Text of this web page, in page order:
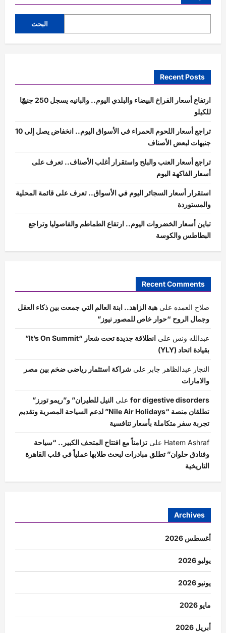
البحث
Recent Posts
ارتفاع أسعار الفراخ البيضاء والبلدي اليوم.. والبانيه يسجل 250 جنيهًا
للكيلو
تراجع أسعار اللحوم الحمراء في الأسواق اليوم.. انخفاض يصل إلى 10
جنيهات لبعض الأصناف
تراجع أسعار العنب والبلح واستقرار أغلب الأصناف.. تعرف على
أسعار الفاكهة اليوم
استقرار أسعار السجائر اليوم في الأسواق.. تعرف على قائمة المحلية
والمستوردة
تباين أسعار الخضروات اليوم.. ارتفاع الطماطم والفاصوليا وتراجع
البطاطس والكوسة
Recent Comments
صلاح العمده على هبة الزاهد.. ابنة العالم التي جمعت بين ذكاء العقل
وجمال الروح “حوار خاص للمصور نيوز”
عبدالله ونس على
انطلاقة جديدة تحت شعار “It’s On Summit”
بقيادة اتحاد (YLY)
النجار عبدالظاهر جابر على شراكة استثمار رياضي ضخم بين مصر
والامارات
for digestive disorders على النيل للطيران” و”ريمو تورز”
تطلقان منصة “Nile Air Holidays” لدعم السياحة المصرية وتقديم
تجربة سفر متكاملة بأسعار تنافسية
Hatem Ashraf على تزامناً مع افتتاح المتحف الكبير.. “سياحة
وفنادق حلوان” تطلق مبادرات لبحث طلابها عملياً في قلب القاهرة
التاريخية
Archives
أغسطس 2026
يوليو 2026
يونيو 2026
مايو 2026
أبريل 2026